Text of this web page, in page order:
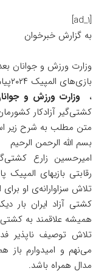
[ad_1]
به گزارش خبرخوان
وزارت ورزش و جوانان
بازی‌های المپیک ۲۰۲۴پیام تبریک فرستاد.
، وزارت ورزش و
کشتی‌گیر آزادکار
متن مطلب به شرح زیر
بسم الله الرحمن الرحیم
امیرحسین زارع
رقابتی بازیهای
تلاش سزاوارانه‌ی او
کشتی آزاد ایران بار
همیشه علاقمند به
تلاش توصیف ناپذیر
می‌نهم و امیدوارم باز
مدال همراه باشد.